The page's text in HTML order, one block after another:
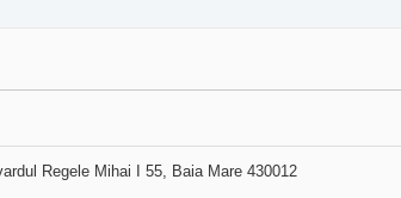
Regele Mihai I 55, Baia Mare 430012